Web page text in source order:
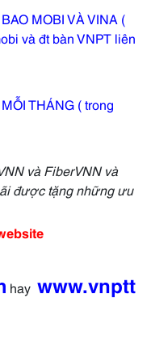
MOBI VÀ VINA (
và đt bàn VNPT liên
THÁNG ( trong
và FiberVNN và
được tặng những ưu
hay www.vnptt